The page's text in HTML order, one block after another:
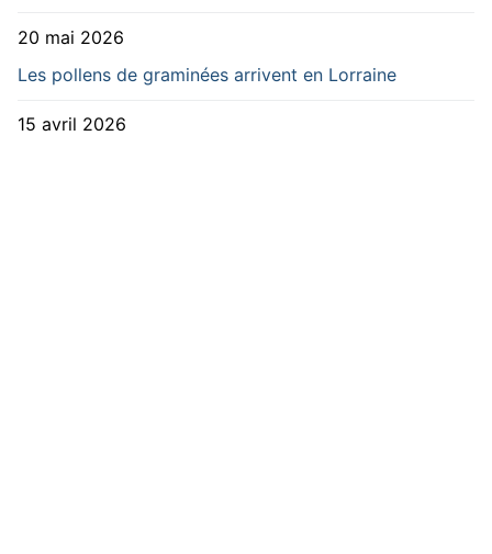
20 mai 2026
Les pollens de graminées arrivent en Lorraine
15 avril 2026